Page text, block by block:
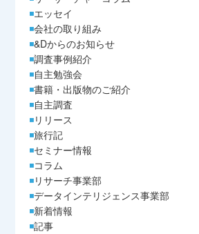
エッセイ
会社の取り組み
&Dからのお知らせ
調査事例紹介
自主勉強会
書籍・出版物のご紹介
自主調査
リリース
旅行記
セミナー情報
コラム
リサーチ事業部
データインテリジェンス事業部
新着情報
記事